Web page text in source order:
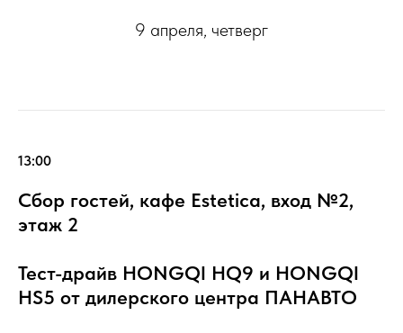
9 апреля, четверг
13:00
Сбор гостей, кафе Estetica, вход №2,
этаж 2
Тест-драйв HONGQI HQ9 и HONGQI
HS5 от дилерского центра ПАНАВТО